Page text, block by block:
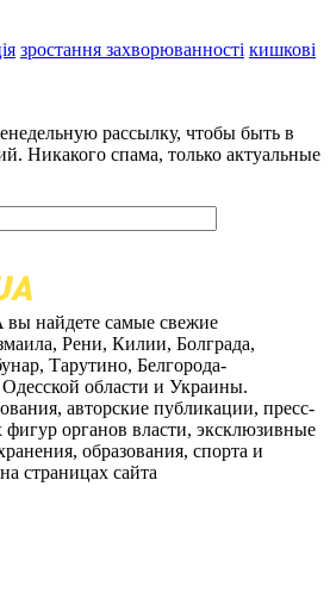
зростання захворюванності кишкові
рассылку, чтобы быть в
Никакого спама, только актуальные
вы найдете самые свежие
Рени, Килии, Болграда,
Тарутино, Белгорода-
области и Украины.
авторские публикации, пресс-
органов власти, эксклюзивные
образования, спорта и
страницах сайта